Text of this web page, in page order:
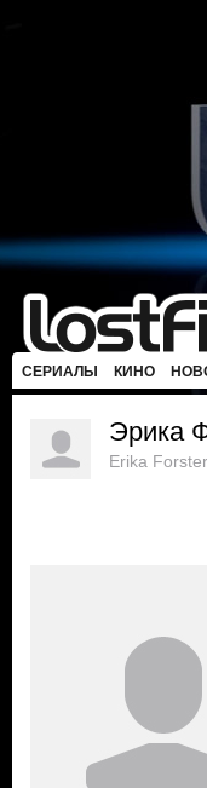
СЕРИАЛЫ КИНО
Эрика
Erika Forster